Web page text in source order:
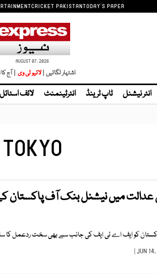
CRICKET PAKISTANTODAY'S PAPER
AUGUST 07, 2026
اشتہار لگائیں |لائیو ٹی وی | آج کا
انٹر نیشنل ٹاپ ٹرینڈ انٹرٹینمنٹ لائف اسٹائل
TOKYO
عدالت میں نیشنل بنک آف پاکستان
کو ایف اے ٹی ایف کی جانب سے بھی سخت ردعمل کا